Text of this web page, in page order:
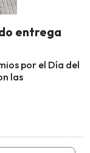
entrega
por el Día del
las